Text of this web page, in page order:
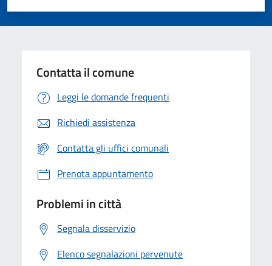
Valuta 5 stelle su 5
Valuta 4 stelle su 5
Valuta 3 stelle su 5
Valuta 2 stelle su 5
Valuta 1 stelle su 5
Contatta il comune
Leggi le domande frequenti
Richiedi assistenza
Contatta gli uffici comunali
Prenota appuntamento
Problemi in città
Segnala disservizio
Elenco segnalazioni pervenute